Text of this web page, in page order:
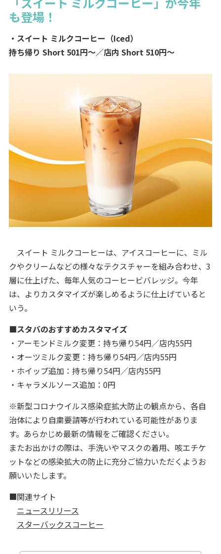
も登場！
・スイート ミルクコーヒー（Iced）
持ち帰り Short 501円～／店内 Short 510円～
スイート ミルクコーヒーは、アイスコーヒーに、ミル
クやクリームなどの様々なテクスチャーを組み合わせ、3
層に仕上げた、毎年人気のコーヒービバレッジ。今年
は、よりカスタマイズが楽しめるように仕上げていると
いう。
■スタバのおすすめカスタマイズ
・アーモンドミルク変更：持ち帰り54円／店内55円
・オーツミルク変更：持ち帰り54円／店内55円
・ホイップ追加：持ち帰り54円／店内55円
・キャラメルソース追加：0円
※新型コロナウイルス感染症拡大防止の観点から、各自
治体により自粛要請等が行われている可能性がありま
す。あらかじめ最新の情報をご確認ください。
またお出かけの際は、手洗いやマスクの着用、咳エチケ
ットなどの感染拡大の防止に充分ご協力いただくようお
願いいたします。
■関連サイト
ニュースリリース
スターバックスコーヒー